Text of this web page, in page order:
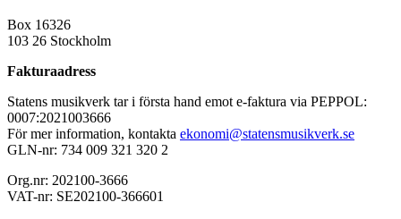
Box 16326
103 26 Stockholm
Fakturaadress
Statens musikverk tar i första hand emot e-faktura via PEPPOL:
0007:2021003666
För mer information, kontakta ekonomi@statensmusikverk.se
GLN-nr: 734 009 321 320 2
Org.nr: 202100-3666
VAT-nr: SE202100-366601